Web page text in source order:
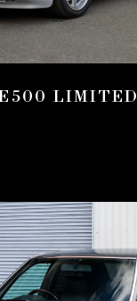
LIMITED